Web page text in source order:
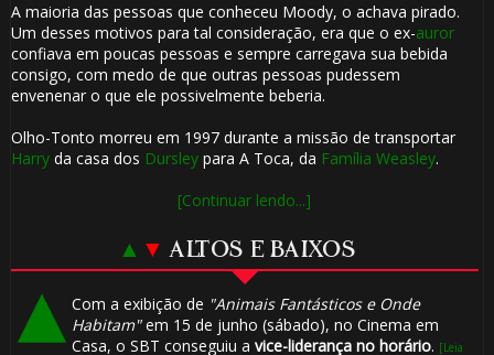
A maioria das pessoas que conheceu Moody, o achava pirado.
Um desses motivos para tal consideração, era que o ex-auror
confiava em poucas pessoas e sempre carregava sua bebida
consigo, com medo de que outras pessoas pudessem
envenenar o que ele possivelmente beberia.
Olho-Tonto morreu em 1997 durante a missão de transportar
Harryda casa dos Dursleypara A Toca, da Família Weasley.
[Continuar lendo...]
▲ ▼ ALTOS E BAIXOS
Com a exibição de "Animais Fantásticos e Onde
Habitam"em 15 de junho (sábado), no Cinema em
Casa, o SBT conseguiu a vice-liderança no horário. [Leia
1️⃣ 8️⃣
1️⃣ 8️⃣
1️⃣ 8️⃣